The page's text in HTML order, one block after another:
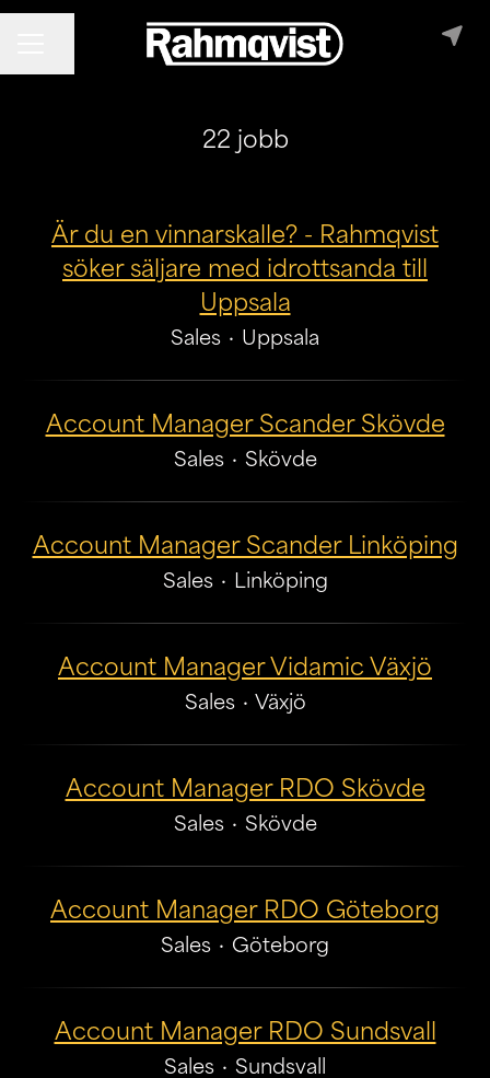
22 jobb
Är du en vinnarskalle? - Rahmqvist
söker säljare med idrottsanda till
Uppsala
Sales · Uppsala
Account Manager Scander Skövde
Sales · Skövde
Account Manager Scander Linköping
Sales · Linköping
Account Manager Vidamic Växjö
Sales · Växjö
Account Manager RDO Skövde
Sales · Skövde
Account Manager RDO Göteborg
Sales · Göteborg
Account Manager RDO Sundsvall
Sales · Sundsvall